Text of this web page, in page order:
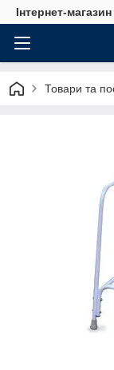
Інтернет-
Товари та